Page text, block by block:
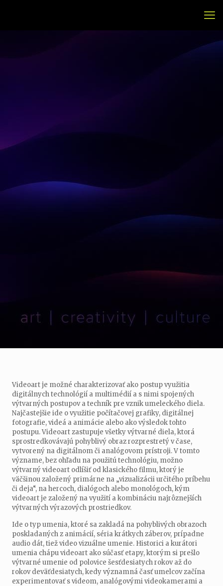
Videoart je možné charakterizovať ako postup využitia
digitálnych technológií a multimédií a s nimi spojených
výtvarných postupov a techník pre vznik umeleckého diela.
Najčastejšie ide o využitie počítačovej grafiky, digitálnej
fotografie, videá a animácie alebo ako výsledok tohto
postupu. Videoart zastupuje všetky výtvarné diela, ktorá
sprostredkovávajú pohyblivý obraz rozprestretý v čase,
vytvorený na digitálnom či analógovom prístroji. V tomto
význame, bez ohľadu na použitú technológiu, možno
výtvarný videoart odlíšiť od klasického filmu, ktorý je
väčšinou založený primárne na „vizualizácii určitého príbehu
či deja“, na hercoch, dialógoch alebo monológoch, kým
videoart je založený na využití a kombináciu najrôznejších
výtvarných výrazových prostriedkov.
Ide o typ umenia, ktoré sa zakladá na pohyblivých obrazoch
poskladaných z animácií, séria krátkych záberov, prípadne
audio dát, tiež video vizuálne umenie. Historici a kurátori
umenia chápu videoart ako súčasť etapy, ktorým si prešlo
výtvarné umenie od polovice šesťdesiatych rokov až do
rokov deväťdesiatych, kedy významná časť umelcov začína
experimentovať s videom, analógovými videokamerami a